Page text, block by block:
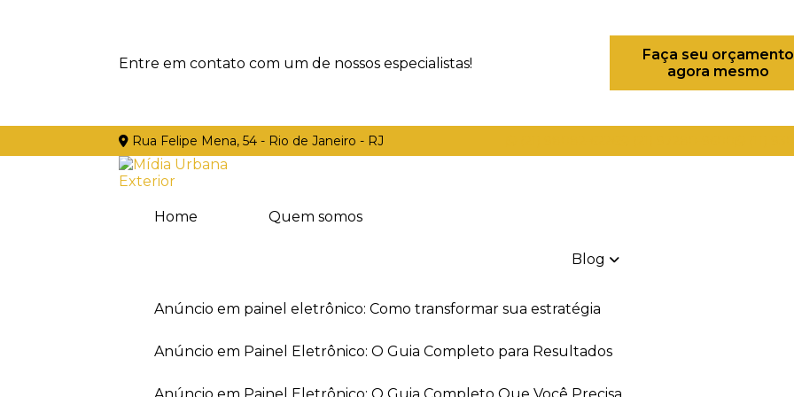
Entre em contato com um de nossos especialistas!
Faça seu orçamento
agora mesmo
Rua Felipe Mena, 54 - Rio de Janeiro - RJ
Home Quem somos
Blog
Anúncio em painel eletrônico: Como transformar sua estratégia
Anúncio em Painel Eletrônico: O Guia Completo para Resultados